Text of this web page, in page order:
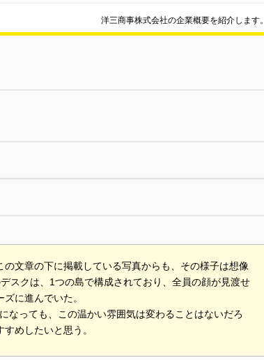
洋三商事株式会社の企業概要を紹介します。
文章の下に掲載している写真からも、その様子は想像
スクは、1つの島で構成されており、全員の顔が見渡せ
に進んでいた。
なっても、この温かい雰囲気は変わることはないだろ
めしたいと思う。